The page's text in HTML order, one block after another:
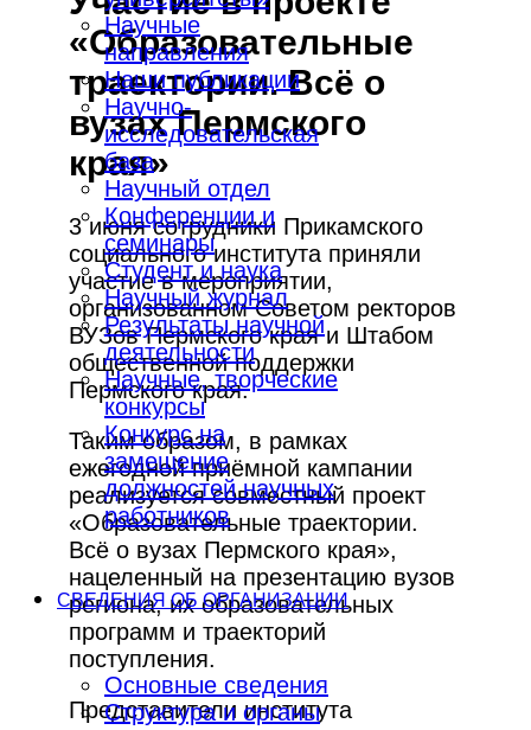
Научные
направления
Наши публикации
Научно-
исследовательская
база
Научный отдел
Конференции и
семинары
Студент и наука
Научный журнал
Результаты научной
деятельности
Научные, творческие
конкурсы
Конкурс на
замещение
должностей научных
работников
СВЕДЕНИЯ ОБ ОРГАНИЗАЦИИ
Основные сведения
Структура и органы
«Образовательные
траектории. Всё о
вузах Пермского
края»
3 июня сотрудники Прикамского
социального института приняли
участие в мероприятии,
организованном Советом ректоров
ВУЗов Пермского края и Штабом
общественной поддержки
Пермского края.
Таким образом, в рамках
ежегодной приёмной кампании
реализуется совместный проект
«Образовательные траектории.
Всё о вузах Пермского края»,
нацеленный на презентацию вузов
региона, их образовательных
программ и траекторий
поступления.
Представители института